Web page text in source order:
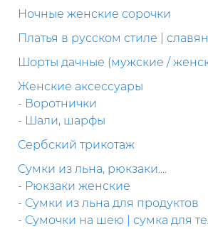
Ночные женские сорочки
Платья в русском стиле |
Шорты дачные (мужские /
Женские аксессуары
- Воротнички
- Шали, шарфы
Сербский трикотаж
Сумки из льна, рюкзаки....
- Рюкзаки женские
- Сумки из льна для продуктов
- Сумочки на шею | сумка для